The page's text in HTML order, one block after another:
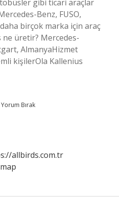
gibi ticari araçlar
Benz, FUSO,
birçok marka için araç
üretir? Mercedes-
AlmanyaHizmet
kişilerOla Kallenius
Yorum Bırak
allbirds.com.tr